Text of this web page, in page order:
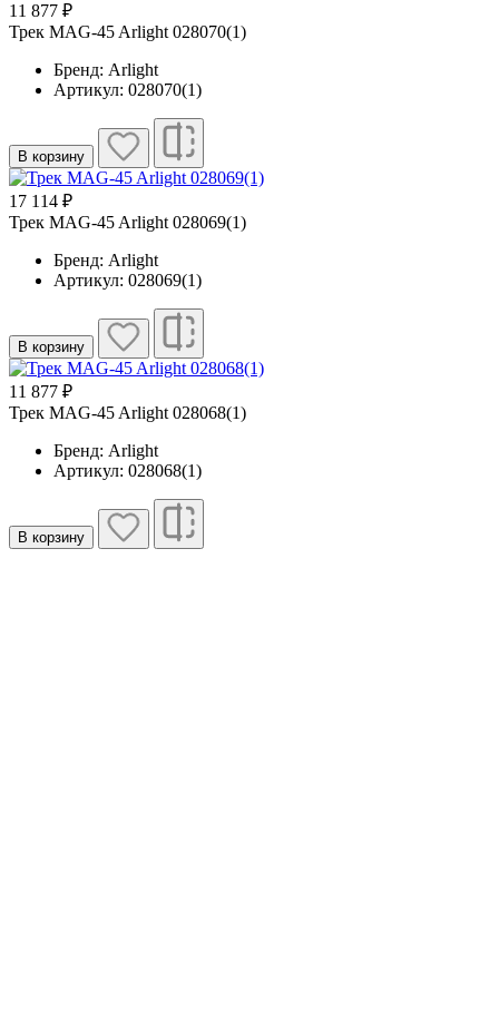
11 877 ₽
Трек MAG-45 Arlight 028070(1)
Бренд: Arlight
Артикул: 028070(1)
В корзину
17 114 ₽
Трек MAG-45 Arlight 028069(1)
Бренд: Arlight
Артикул: 028069(1)
В корзину
11 877 ₽
Трек MAG-45 Arlight 028068(1)
Бренд: Arlight
Артикул: 028068(1)
В корзину